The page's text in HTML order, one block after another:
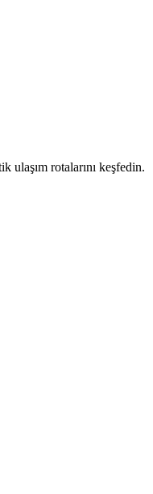
ulaşım rotalarını keşfedin.